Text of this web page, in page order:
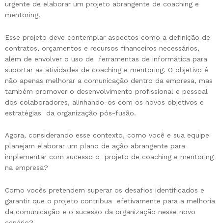
urgente de elaborar um projeto abrangente de coaching e
mentoring.
Esse projeto deve contemplar aspectos como a definição de
contratos, orçamentos e recursos financeiros necessários,
além de envolver o uso de ferramentas de informática para
suportar as atividades de coaching e mentoring. O objetivo é
não apenas melhorar a comunicação dentro da empresa, mas
também promover o desenvolvimento profissional e pessoal
dos colaboradores, alinhando-os com os novos objetivos e
estratégias da organização pós-fusão.
Agora, considerando esse contexto, como você e sua equipe
planejam elaborar um plano de ação abrangente para
implementar com sucesso o projeto de coaching e mentoring
na empresa?
Como vocês pretendem superar os desafios identificados e
garantir que o projeto contribua efetivamente para a melhoria
da comunicação e o sucesso da organização nesse novo